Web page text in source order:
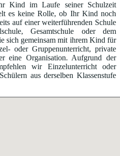
Kind im Laufe seiner Schulzeit
es keine Rolle, ob Ihr Kind noch
auf einer weiterführenden Schule
Gesamtschule oder dem
sich gemeinsam mit ihrem Kind für
oder Gruppenunterricht, private
eine Organisation. Aufgrund der
wir Einzelunterricht oder
aus derselben Klassenstufe